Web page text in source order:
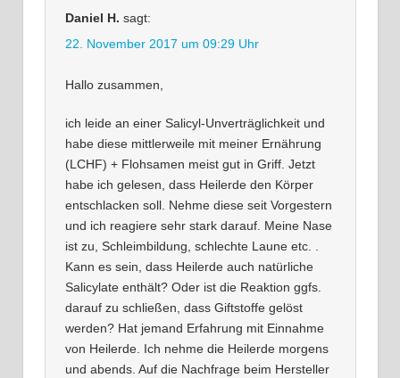
Daniel H. sagt:
22. November 2017 um 09:29 Uhr
Hallo zusammen,
ich leide an einer Salicyl-Unverträglichkeit und
habe diese mittlerweile mit meiner Ernährung
(LCHF) + Flohsamen meist gut in Griff. Jetzt
habe ich gelesen, dass Heilerde den Körper
entschlacken soll. Nehme diese seit Vorgestern
und ich reagiere sehr stark darauf. Meine Nase
ist zu, Schleimbildung, schlechte Laune etc. .
Kann es sein, dass Heilerde auch natürliche
Salicylate enthält? Oder ist die Reaktion ggfs.
darauf zu schließen, dass Giftstoffe gelöst
werden? Hat jemand Erfahrung mit Einnahme
von Heilerde. Ich nehme die Heilerde morgens
und abends. Auf die Nachfrage beim Hersteller